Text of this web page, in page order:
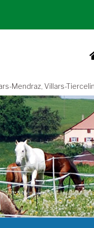
Mendraz, Villars-Tiercelin